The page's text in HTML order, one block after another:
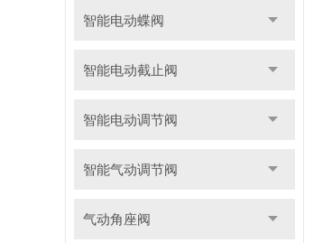
智能电动蝶阀
智能电动截止阀
智能电动调节阀
智能气动调节阀
气动角座阀